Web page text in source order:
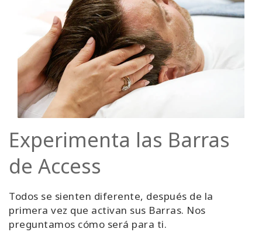
Experimenta las Barras
de Access
Todos se sienten diferente, después de la
primera vez que activan sus Barras. Nos
preguntamos cómo será para ti.